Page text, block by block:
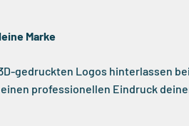
Marke
gedruckten Logos hinterlassen
professionellen Eindruck